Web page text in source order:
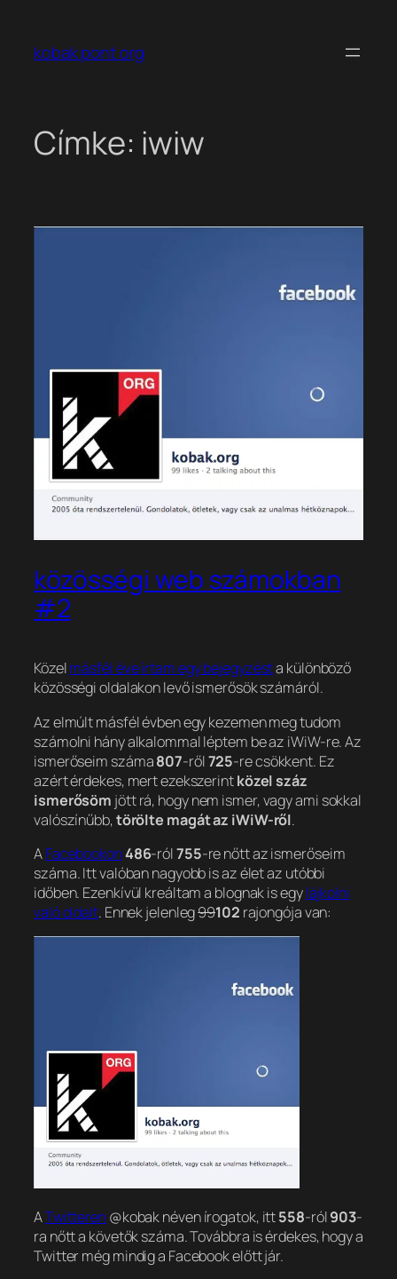
tartalomhoz
kobak pont org
Címke: iwiw
közösségi web számokban
#2
Közelmásfél éve írtam egy bejegyzésta különböző
közösségi oldalakon levő ismerősök számáról.
Az elmúlt másfél évben egy kezemen meg tudom
számolni hány alkalommal léptem be az iWiW-re. Az
ismerőseim száma807-ről725-re csökkent. Ez
azért érdekes, mert ezekszerintközel száz
ismerősöm jött rá, hogy nem ismer, vagy ami sokkal
valószínűbb,törölte magát az iWiW-ről.
AFacebookon486-ról755-re nőtt az ismerőseim
száma. Itt valóban nagyobb is az élet az utóbbi
időben. Ezenkívül kreáltam a blognak is egylájkolni
való oldalt. Ennek jelenleg99102 rajongója van:
ATwitteren@kobak néven írogatok, itt558-ról903-
ra nőtt a követők száma. Továbbra is érdekes, hogy a
Twitter még mindig a Facebook előtt jár.